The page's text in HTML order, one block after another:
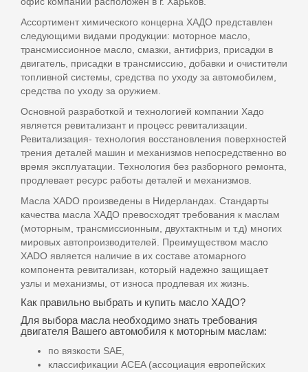
Ассортимент химического концерна ХАДО представлен
следующими видами продукции: моторное масло,
трансмиссионное масло, смазки, антифриз, присадки в
двигатель, присадки в трансмиссию, добавки и очистители
топливной системы, средства по уходу за автомобилем,
средства по уходу за оружием.
Основной разработкой и технологией компании Хадо
является ревитализант и процесс ревитализации.
Ревитализация- технология восстановления поверхностей
трения деталей машин и механизмов непосредственно во
время эксплуатации. Технология без разборного ремонта,
продлевает ресурс работы деталей и механизмов.
Масла XADO произведены в Нидерландах. Стандарты
качества масла ХАДО превосходят требования к маслам
(моторным, трансмиссионным, двухтактным и т.д) многих
мировых автопроизводителей. Преимуществом масло
XADO является наличие в их составе атомарного
компонента ревитализан, который надежно защищает
узлы и механизмы, от износа продлевая их жизнь.
Как правильно выбрать и купить масло ХАДО?
Для выбора масла необходимо знать требования
двигателя Вашего автомобиля к моторным маслам:
по вязкости SAE,
классификации ACEA (ассоциация европейских